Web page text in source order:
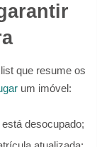
que resume os
um imóvel:
desocupado;